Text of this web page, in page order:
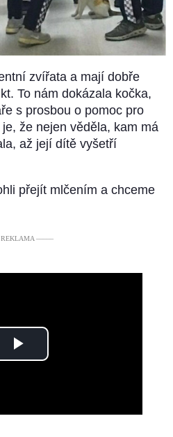
zvířata a mají dobře
To nám dokázala kočka,
s prosbou o pomoc pro
že nejen věděla, kam má
až její dítě vyšetří
přejít mlčením a chceme
REKLAMA –––––
Play